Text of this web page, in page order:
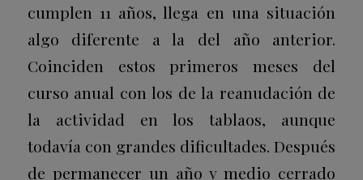
cumplen 11 años, llega en una situación
algo diferente a la del año anterior.
Coinciden estos primeros meses del
curso anual con los de la reanudación de
la actividad en los tablaos, aunque
todavía con grandes dificultades. Después
de permanecer un año y medio cerrado